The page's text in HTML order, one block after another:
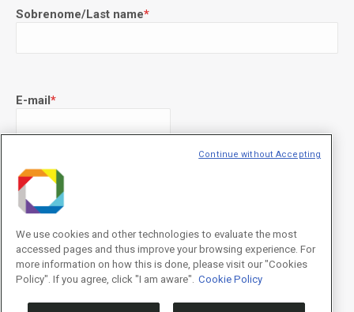
Sobrenome/Last name*
E-mail *
Declaração de consentimento
Concordo com os termos de uso descritos na
Privacidade
We use cookies and other technologies to evaluate the most
accessed pages and thus improve your browsing experience. For
more information on how this is done, please visit our "Cookies
Policy". If you agree, click "I am aware". Cookie Policy
Continue without Accepting